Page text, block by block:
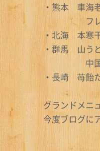
・熊本 車海
フレッ
・北海 本
・群馬 山
中国
・長
な
グランドメニ
今度ブログに